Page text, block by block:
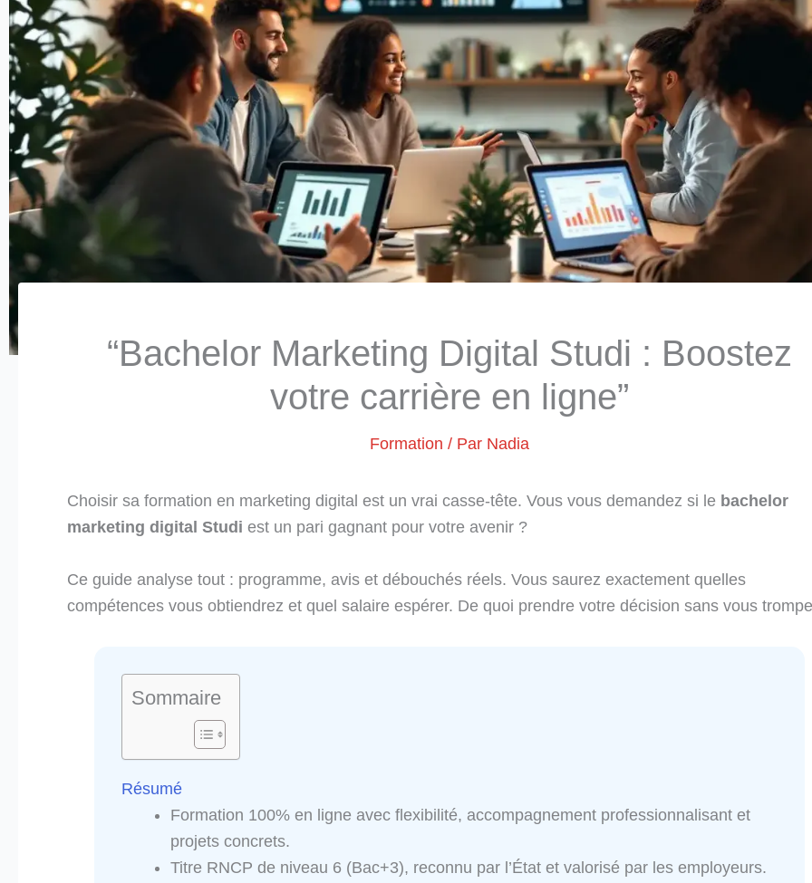
“Bachelor Marketing Digital Studi : Boostez
votre carrière en ligne”
Formation / Par Nadia
Choisir sa formation en marketing digital est un vrai casse-tête. Vous vous demandez si le bachelor
marketing digital Studi est un pari gagnant pour votre avenir ?
Ce guide analyse tout : programme, avis et débouchés réels. Vous saurez exactement quelles
compétences vous obtiendrez et quel salaire espérer. De quoi prendre votre décision sans vous
Sommaire
Résumé
Formation 100% en ligne avec flexibilité, accompagnement professionnalisant et
projets concrets.
Titre RNCP de niveau 6 (Bac+3), reconnu par l’État et valorisé par les employeurs.